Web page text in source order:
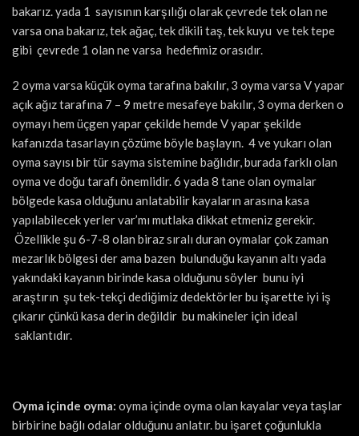
bakarız. yada 1 sayısının karşılığı olarak çevrede tek olan ne
varsa ona bakarız, tek ağaç, tek dikili taş, tek kuyu ve tek tepe
gibi çevrede 1 olan ne varsa hedefimiz orasıdır.
2 oyma varsa küçük oyma tarafına bakılır, 3 oyma varsa V yapar
açık ağız tarafına 7 – 9 metre mesafeye bakılır, 3 oyma derken o
oymayı hem üçgen yapar çekilde hemde V yapar şekilde
kafanızda tasarlayın çözüme böyle başlayın. 4 ve yukarı olan
oyma sayısı bir tür sayma sistemine bağlıdır, burada farklı olan
oyma ve doğu tarafı önemlidir. 6 yada 8 tane olan oymalar
bölgede kasa olduğunu anlatabilir kayaların arasına kasa
yapılabilecek yerler var’mı mutlaka dikkat etmeniz gerekir.
Özellikle şu 6-7-8 olan biraz sıralı duran oymalar çok zaman
mezarlık bölgesi der ama bazen bulunduğu kayanın altı yada
yakındaki kayanın birinde kasa olduğunu söyler bunu iyi
araştırın şu tek-tekçi dediğimiz dedektörler bu işarette iyi iş
çıkarır çünkü kasa derin değildir bu makineler için ideal
saklantıdır.
Oyma içinde oyma: oyma içinde oyma olan kayalar veya taşlar
birbirine bağlı odalar olduğunu anlatır. bu işaret çoğunlukla